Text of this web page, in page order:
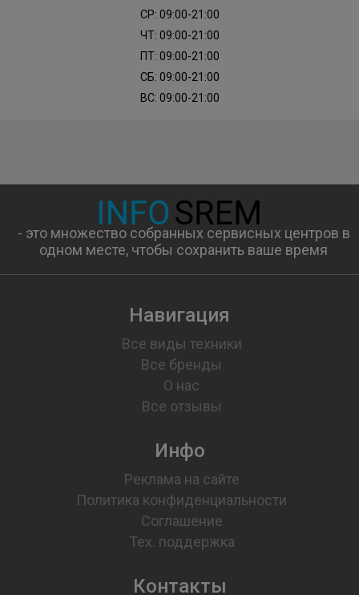
СР: 09:00-21:00
ЧТ: 09:00-21:00
ПТ: 09:00-21:00
СБ: 09:00-21:00
ВС: 09:00-21:00
- это множество собранных сервисных центров в
одном месте, чтобы сохранить ваше время
Навигация
Все виды техники
Все бренды
О нас
Все отзывы
Инфо
Реклама на сайте
Политика конфиденциальности
Соглашение
Тех. поддержка
Контакты